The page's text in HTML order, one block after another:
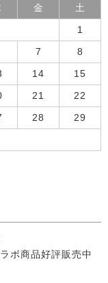
金 土
1
7 8
14 15
21 22
28 29
ボ商品好評販売中